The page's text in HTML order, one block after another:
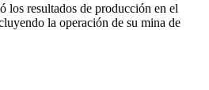
los resultados de producción en el
la operación de su mina de